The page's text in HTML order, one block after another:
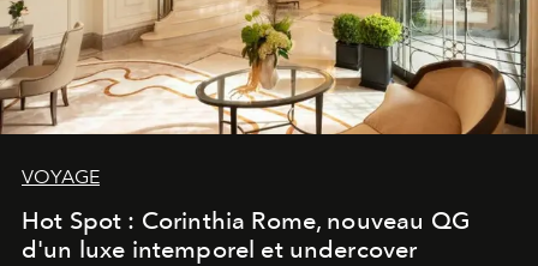
VOYAGE
Hot Spot : Corinthia Rome, nouveau QG
d'un luxe intemporel et undercover